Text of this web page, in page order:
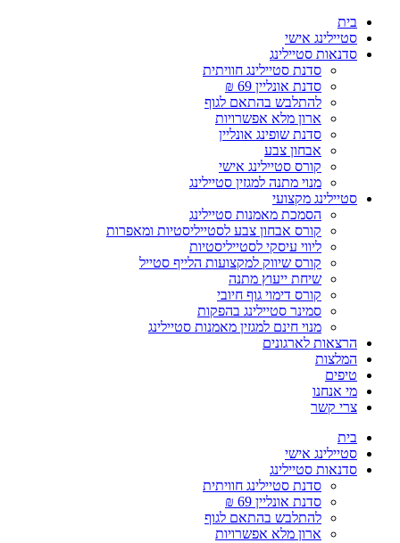
Skip
content
בית
סטיילינג אישי
סדנאות סטיילינג
סדנת סטיילינג חוויתית
סדנת אונליין 69 ₪
להתלבש בהתאם לגוף
ארון מלא אפשרויות
סדנת שופינג אונליין
אבחון צבע
קורס סטיילינג אישי
מנוי מתנה למגזין סטיילינג
סטיילינג מקצועי
הסמכת מאמנות סטיילינג
קורס אבחון צבע לסטייליסטיות ומאפרות
ליווי עיסקי לסטייליסטיות
קורס שיווק למקצועות הלייף סטייל
שיחת ייעוץ מתנה
קורס דימוי גוף חיובי
סמינר סטיילינג בהפקות
מנוי חינם למגזין מאמנות סטיילינג
הרצאות לארגונים
המלצות
טיפים
מי אנחנו
צרי קשר
בית
סטיילינג אישי
סדנאות סטיילינג
סדנת סטיילינג חוויתית
סדנת אונליין 69 ₪
להתלבש בהתאם לגוף
ארון מלא אפשרויות